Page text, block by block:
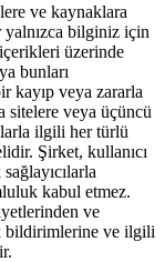
ve kaynaklara
yalnızca bilginiz için
üzerinde
bunları
kayıp veya zararla
veya üçüncü
ilgili her türlü
Şirket, kullanıcı
kabul etmez.
ve
bildirimlerine ve ilgili